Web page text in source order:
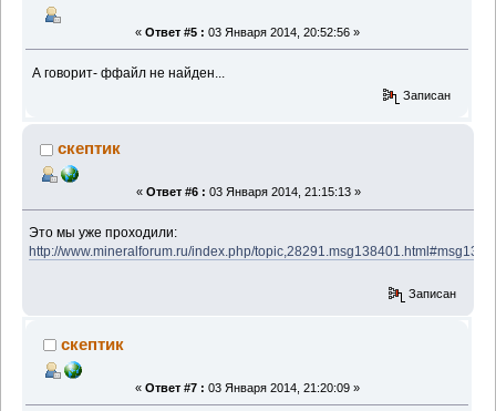
« Ответ #5 : 03 Января 2014, 20:52:56 »
А говорит- ффайл не найден...
Записан
скептик
« Ответ #6 : 03 Января 2014, 21:15:13 »
Это мы уже проходили:
http://www.mineralforum.ru/index.php/
Записан
скептик
« Ответ #7 : 03 Января 2014, 21:20:09 »